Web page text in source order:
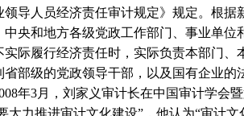
领导人员经济责任审计规定》规定。根
央和地方各级党政工作部门、事业单
际履行经济责任时，实际负责本部门
部级的党政领导干部，以及国有企业的
年3月，刘家义审计长在中国审计学会
大力推进审计文化建设”，他认为“审计